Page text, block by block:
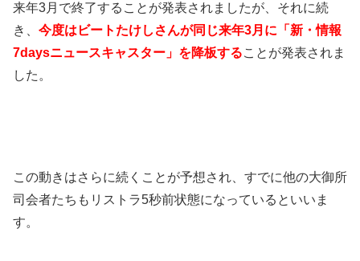
来年3月で終了することが発表されましたが、それに続
き、 今度はビートたけしさんが同じ来年3月に「新・情報
7daysニュースキャスター」を降板することが発表されま
した。
この動きはさらに続くことが予想され、すでに他の大御所
司会者たちもリストラ5秒前状態になっているといいま
す。